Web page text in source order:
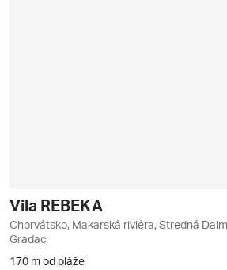
Vila REBEKA
Chorvátsko, Makarská riviéra, Stredná
Gradac
170 m od pláže